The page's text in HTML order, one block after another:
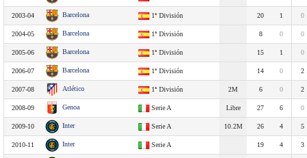
2003-04 Barcelona 1ª División 20 1 0
2004-05 Barcelona 1ª División 8 0 0
2005-06 Barcelona 1ª División 15 1 0
2006-07 Barcelona 1ª División 14 0 2
2007-08 Atlético 1ª División 2M 6 0 2
2008-09 Genoa Serie A Libre 27 6 0
2009-10 Inter Serie A 10.2M 26 4 5
2010-11 Inter Serie A 19 4 3